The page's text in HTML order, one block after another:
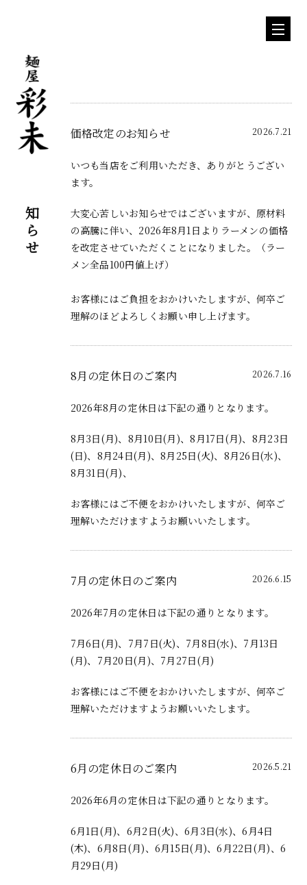
お知らせ
2026.7.21
価格改定のお知らせ
いつも当店をご利用いただき、ありがとうござい
ます。
大変心苦しいお知らせではございますが、原材料
の高騰に伴い、 2026年8月1日よりラーメンの価格
を改定させていただくことになりました。（ラー
メン全品100円値上げ）
お客様にはご負担をおかけいたしますが、 何卒ご
理解のほどよろしくお願い申し上げます。
2026.7.16
8月の定休日のご案内
2026年8月の定休日は下記の通りとなります。
8月3日(月)、8月10日(月)、8月17日(月)、8月23日
(日)、8月24日(月)、8月25日(火)、8月26日(水)、
8月31日(月)、
お客様にはご不便をおかけいたしますが、何卒ご
理解いただけますようお願いいたします。
2026.6.15
7月の定休日のご案内
2026年7月の定休日は下記の通りとなります。
7月6日(月)、7月7日(火)、7月8日(水)、7月13日
(月)、7月20日(月)、7月27日(月)
お客様にはご不便をおかけいたしますが、何卒ご
理解いただけますようお願いいたします。
2026.5.21
6月の定休日のご案内
2026年6月の定休日は下記の通りとなります。
6月1日(月)、6月2日(火)、6月3日(水)、6月4日
(木)、6月8日(月)、6月15日(月)、6月22日(月)、6
月29日(月)